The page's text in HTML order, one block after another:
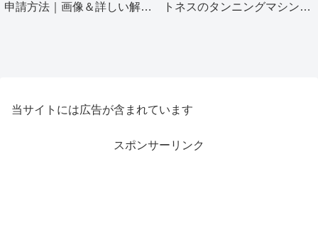
申請方法｜画像＆詳しい解説
トネスのタンニングマシン使
当サイトには広告が含まれています
スポンサーリンク